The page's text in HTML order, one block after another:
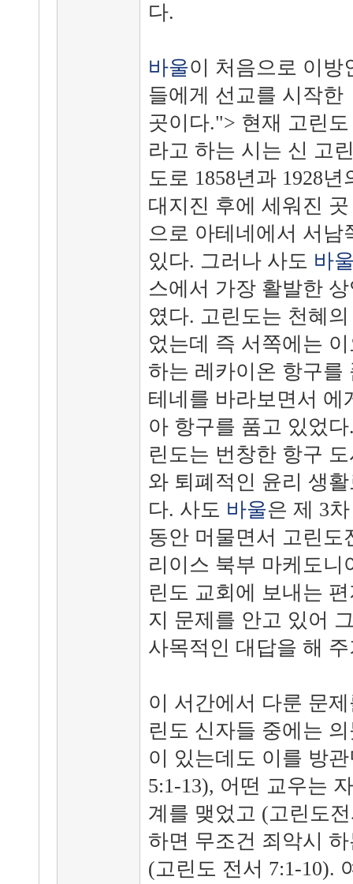
다.
바울이 처음으로 이방
들에게 선교를 시작한
곳이다."> 현재 고린도
라고 하는 시는 신 고
도로 1858년과 1928년
대지진 후에 세워진 곳
으로 아테네에서 서남
있다. 그러나 사도 바
스에서 가장 활발한
였다. 고린도는 천혜
었는데 즉 서쪽에는
하는 레카이온 항구를
테네를 바라보면서 에
아 항구를 품고 있었
린도는 번창한 항구
와 퇴폐적인 윤리 생
다. 사도 바울은 제 3
동안 머물면서 고린도
리이스 북부 마케도니
린도 교회에 보내는
지 문제를 안고 있어
사목적인 대답을 해
이 서간에서 다룬 문
린도 신자들 중에는
이 있는데도 이를 방
5:1-13), 어떤 교우는
계를 맺었고 (고린도
하면 무조건 죄악시
(고린도 전서 7:1-10).